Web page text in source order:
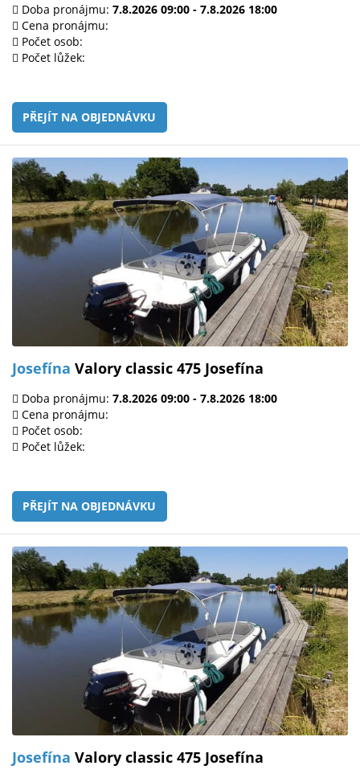
Doba pronájmu: 7.8.2026 09:00 - 7.8.2026 18:00
Cena pronájmu:
Počet osob:
Počet lůžek:
PŘEJÍT NA OBJEDNÁVKU
Josefína Valory classic 475 Josefína
Doba pronájmu: 7.8.2026 09:00 - 7.8.2026 18:00
Cena pronájmu:
Počet osob:
Počet lůžek:
PŘEJÍT NA OBJEDNÁVKU
Josefína Valory classic 475 Josefína